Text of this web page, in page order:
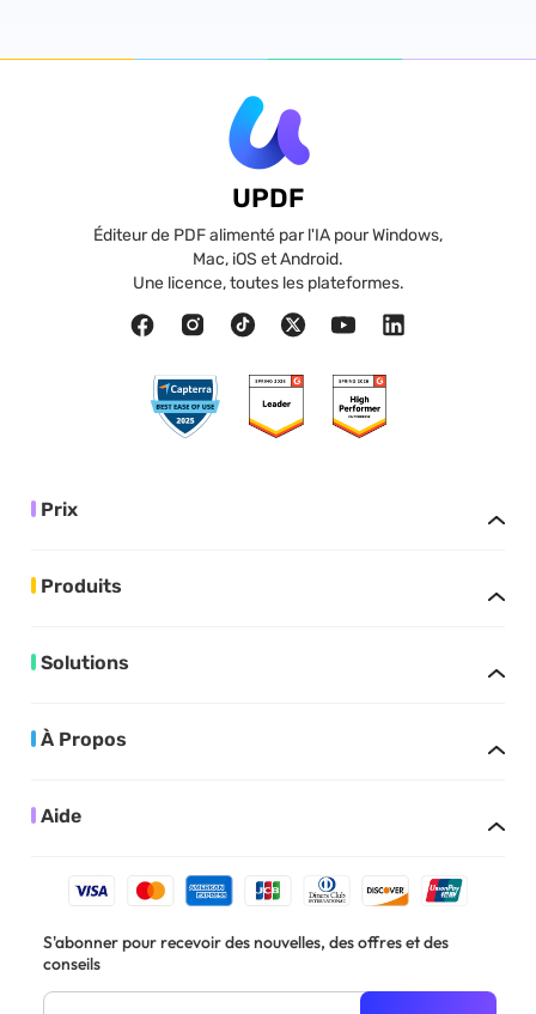
UPDF
Éditeur de PDF alimenté par l'IA pour Windows,
Mac, iOS et Android.
Une licence, toutes les plateformes.
Prix
Produits
Solutions
À Propos
Aide
S'abonner pour recevoir des nouvelles, des offres et des
conseils